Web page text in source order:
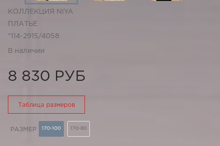
КОЛЛЕКЦИЯ NIYA
ПЛАТЬЕ
*114-2915/4058
В наличии
8 830 РУБ
Таблица размеров
РАЗМЕР 170-100 170-80